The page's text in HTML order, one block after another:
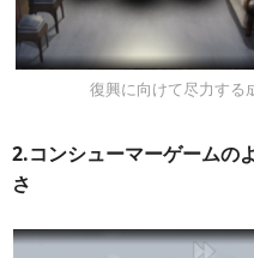
復興に向けて尽力する
2.コンシューマーゲームの
さ